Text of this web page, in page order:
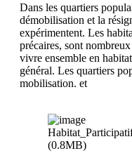
Dans les quartiers
démobilisation et la
expérimentent. Les
précaires, sont
vivre ensemble en
général. Les quartiers
mobilisation. et